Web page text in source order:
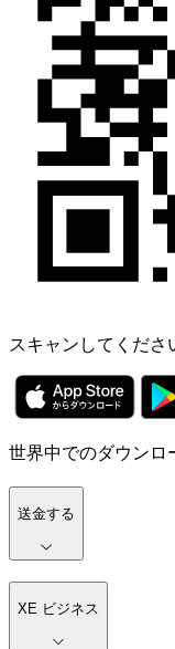
スキャンしてくださ
世界中でのダウン
送金する
XE ビジネス